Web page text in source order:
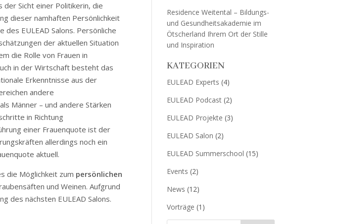
der Sicht einer Politikerin, die
dieser namhaften Persönlichkeit
EULEAD Salons. Persönliche
der aktuellen Situation
die Rolle von Frauen in
in der Wirtschaft besteht das
Erkenntnisse aus der
andere
Männer – und andere Stärken
in Richtung
einer Frauenquote ist der
allerdings noch ein
aktuell.
die Möglichkeit zum persönlichen
und Weinen. Aufgrund
des nächsten EULEAD Salons.
Residence Weitental – Bildungs-
und Gesundheitsakademie im
Ötscherland Ihrem Ort der Stille
und Inspiration
KATEGORIEN
EULEAD Experts (4)
EULEAD Podcast (2)
EULEAD Projekte (3)
EULEAD Salon (2)
EULEAD Summerschool (15)
Events (2)
News (12)
Vorträge (1)